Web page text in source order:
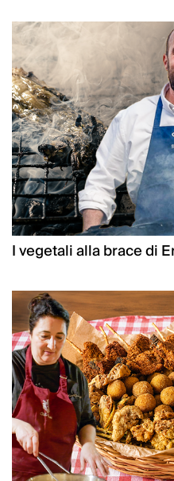
I vegetali alla brace di